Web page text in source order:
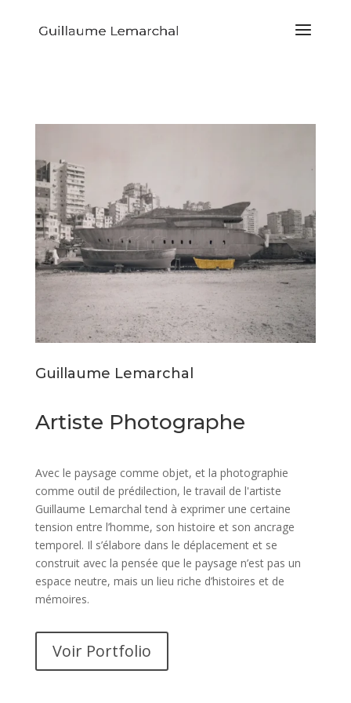
Guillaume Lemarchal
Artiste Photographe
Avec le paysage comme objet, et la photographie
comme outil de prédilection, le travail de l'artiste
Guillaume Lemarchal tend à exprimer une certaine
tension entre l’homme, son histoire et son ancrage
temporel. Il s’élabore dans le déplacement et se
construit avec la pensée que le paysage n’est pas un
espace neutre, mais un lieu riche d’histoires et de
mémoires.
Voir Portfolio